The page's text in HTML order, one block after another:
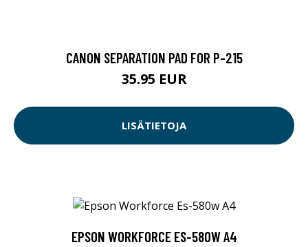
CANON SEPARATION PAD FOR P-215
35.95 EUR
LISÄTIETOJA
EPSON WORKFORCE ES-580W A4